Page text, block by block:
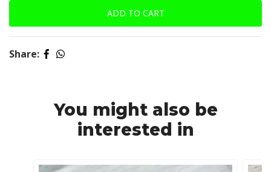
Share:
You might also be
interested in